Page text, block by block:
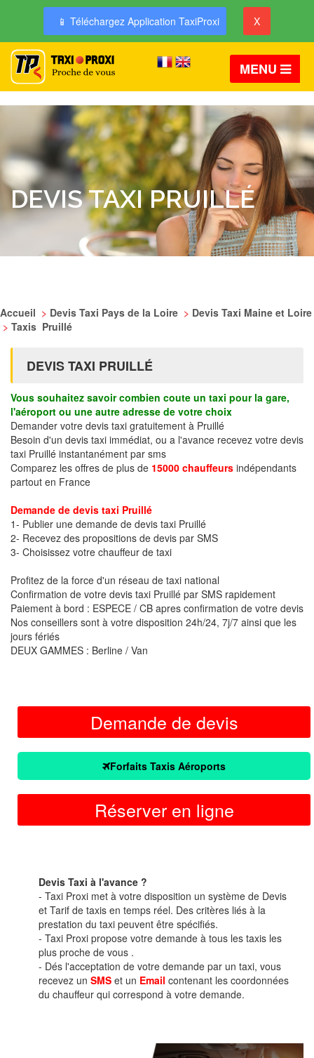
📱 Téléchargez Application TaxiProxi X
MENU
DEVIS TAXI PRUILLÉ
Accueil > Devis Taxi Pays de la Loire > Devis Taxi Maine et Loire
> Taxis Pruillé
DEVIS TAXI PRUILLÉ
Vous souhaitez savoir combien coute un taxi pour la gare,
l'aéroport ou une autre adresse de votre choix
Demander votre devis taxi gratuitement à Pruillé
Besoin d'un devis taxi immédiat, ou a l'avance recevez votre devis
taxi Pruillé instantanément par sms
Comparez les offres de plus de 15000 chauffeurs indépendants
partout en France
Demande de devis taxi Pruillé
1- Publier une demande de devis taxi Pruillé
2- Recevez des propositions de devis par SMS
3- Choisissez votre chauffeur de taxi
Profitez de la force d'un réseau de taxi national
Confirmation de votre devis taxi Pruillé par SMS rapidement
Paiement à bord : ESPECE / CB apres confirmation de votre devis
Nos conseillers sont à votre disposition 24h/24, 7j/7 ainsi que les
jours fériés
DEUX GAMMES : Berline / Van
Demande de devis
Forfaits Taxis Aéroports
Réserver en ligne
Devis Taxi à l'avance ?
- Taxi Proxi met à votre disposition un système de Devis
et Tarif de taxis en temps réel. Des critères liés à la
prestation du taxi peuvent être spécifiés.
- Taxi Proxi propose votre demande à tous les taxis les
plus proche de vous .
- Dés l'acceptation de votre demande par un taxi, vous
recevez un SMS et un Email contenant les coordonnées
du chauffeur qui correspond à votre demande.